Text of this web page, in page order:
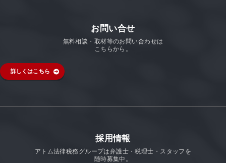
お問い合せ
無料相談・取材等のお問い合わせは
こちらから。
詳しくはこちら
採用情報
アトム法律税務グループは弁護士・税理士・スタッフを
随時募集中。